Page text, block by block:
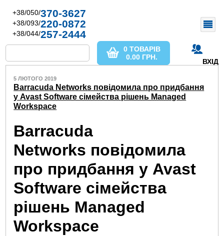
+38/050/370-3627
+38/093/220-0872
+38/044/257-2444
ВХІД
0 ТОВАРІВ
0.00 ГРН.
5 ЛЮТОГО 2019
Barracuda Networks повідомила про придбання
у Avast Software сімейства рішень Managed
Workspace
Barracuda
Networks повідомила
про придбання у Avast
Software сімейства
рішень Managed
Workspace